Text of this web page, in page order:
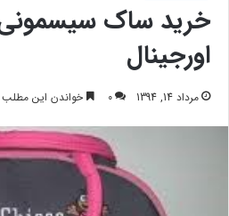
خرید ساک سیسمونی
اورجینال
مرداد 14, 1394 0 خواندن این مطلب 1 دقیقه زمان میبرد